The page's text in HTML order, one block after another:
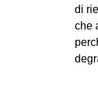
di
che